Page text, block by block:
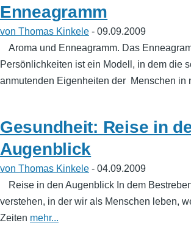
Enneagramm
von Thomas Kinkele - 09.09.2009
Aroma und Enneagramm. Das
Persönlichkeiten ist ein Modell, in dem die
anmutenden Eigenheiten der Menschen in
Gesundheit: Reise in
Augenblick
von Thomas Kinkele - 04.09.2009
Reise in den Augenblick In dem
verstehen, in der wir als Menschen leben,
Zeiten mehr...